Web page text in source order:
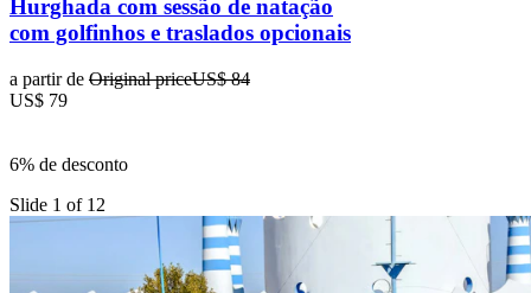
Hurghada com sessão de natação
com golfinhos e traslados opcionais
a partir de Original priceUS$ 84
US$ 79
6% de desconto
Slide 1 of 12